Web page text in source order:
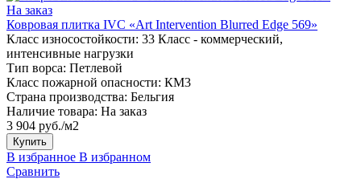
На заказ
Ковровая плитка IVC «Art Intervention Blurred Edge 569»
Класс износостойкости: 33 Класс - коммерческий,
интенсивные нагрузки
Тип ворса: Петлевой
Класс пожарной опасности: КМ3
Страна производства: Бельгия
Наличие товара: На заказ
3 904 руб./м2
Купить
В избранное В избранном
Сравнить